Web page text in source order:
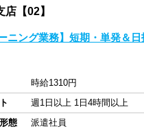
【02】
ーニング業務】短期・単発＆
時給1310円
週1日以上 1日4時間以上
態
派遣社員